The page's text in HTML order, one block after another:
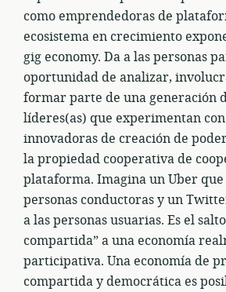
como emprendedoras de
ecosistema en crecimiento
gig economy. Da a las personas
oportunidad de analizar,
formar parte de una generación
líderes(as) que experimentan
innovadoras de creación de
la propiedad cooperativa de
plataforma. Imagina un Uber
personas conductoras y un
a las personas usuarias. Es el
compartida” a una economía
participativa. Una economía de
compartida y democrática es